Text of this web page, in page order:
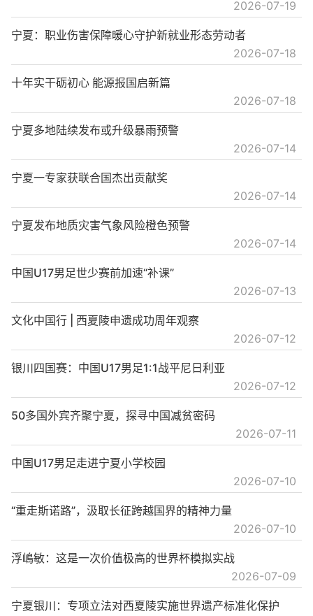
2026-07-19
2026-07-18
宁夏：职业伤害保障暖心守护新就业形态劳动者
2026-07-18
十年实干砺初心 能源报国启新篇
2026-07-14
宁夏多地陆续发布或升级暴雨预警
2026-07-14
宁夏一专家获联合国杰出贡献奖
2026-07-14
宁夏发布地质灾害气象风险橙色预警
2026-07-13
中国U17男足世少赛前加速“补课”
2026-07-12
文化中国行 | 西夏陵申遗成功周年观察
2026-07-12
银川四国赛：中国U17男足1:1战平尼日利亚
2026-07-11
50多国外宾齐聚宁夏，探寻中国减贫密码
2026-07-10
中国U17男足走进宁夏小学校园
2026-07-10
“重走斯诺路”，汲取长征跨越国界的精神力量
2026-07-09
浮嶋敏：这是一次价值极高的世界杯模拟实战
宁夏银川：专项立法对西夏陵实施世界遗产标准化保护